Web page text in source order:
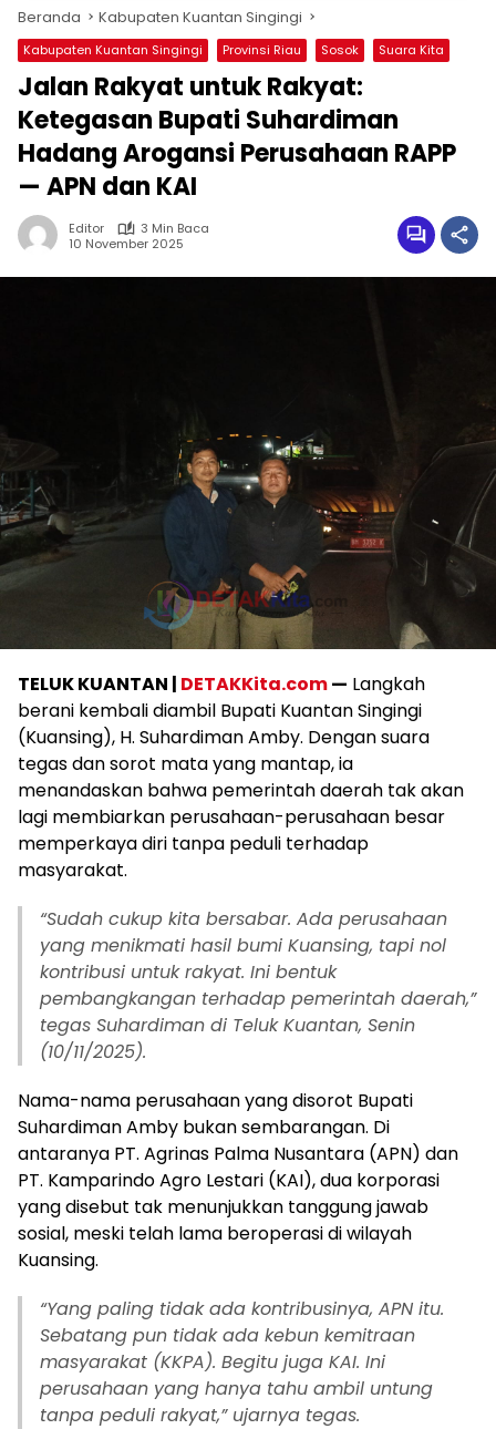
Beranda Kabupaten Kuantan Singingi
Kabupaten Kuantan Singingi Provinsi Riau Sosok Suara Kita
Jalan Rakyat untuk Rakyat:
Ketegasan Bupati Suhardiman
Hadang Arogansi Perusahaan RAPP
— APN dan KAI
Editor
3 Min Baca
10 November 2025
TELUK KUANTAN | DETAKKita.com— Langkah
berani kembali diambil Bupati Kuantan Singingi
(Kuansing), H. Suhardiman Amby. Dengan suara
tegas dan sorot mata yang mantap, ia
menandaskan bahwa pemerintah daerah tak akan
lagi membiarkan perusahaan-perusahaan besar
memperkaya diri tanpa peduli terhadap
masyarakat.
“Sudah cukup kita bersabar. Ada perusahaan
yang menikmati hasil bumi Kuansing, tapi nol
kontribusi untuk rakyat. Ini bentuk
pembangkangan terhadap pemerintah daerah,”
tegas Suhardiman di Teluk Kuantan, Senin
(10/11/2025).
Nama-nama perusahaan yang disorot Bupati
Suhardiman Amby bukan sembarangan. Di
antaranya PT. Agrinas Palma Nusantara (APN) dan
PT. Kamparindo Agro Lestari (KAI), dua korporasi
yang disebut tak menunjukkan tanggung jawab
sosial, meski telah lama beroperasi di wilayah
Kuansing.
“Yang paling tidak ada kontribusinya, APN itu.
Sebatang pun tidak ada kebun kemitraan
masyarakat (KKPA). Begitu juga KAI. Ini
perusahaan yang hanya tahu ambil untung
tanpa peduli rakyat,” ujarnya tegas.